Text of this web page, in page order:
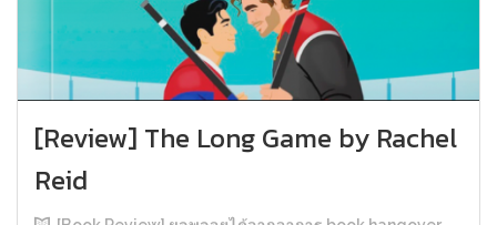
[Review] The Long Game by Rachel
Reid